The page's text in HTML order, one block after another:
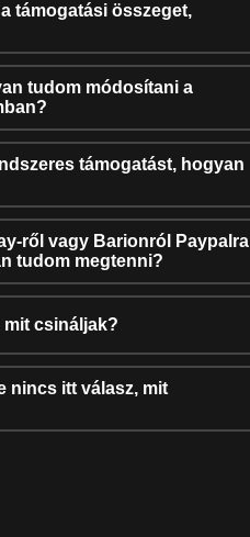
támogatási összeget,
tudom módosítani a
támogatást, hogyan
ről vagy Barionról Paypalra
tudom megtenni?
mit csináljak?
nincs itt válasz, mit